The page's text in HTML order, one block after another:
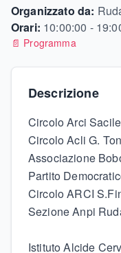
Organizzato da:
Orari: 10:00:00 -
📄 Programma
Descrizione
Circolo Arci
Circolo Acli G.
Associazione
Partito
Circolo ARCI
Sezione Anpi
Istituto Alcide